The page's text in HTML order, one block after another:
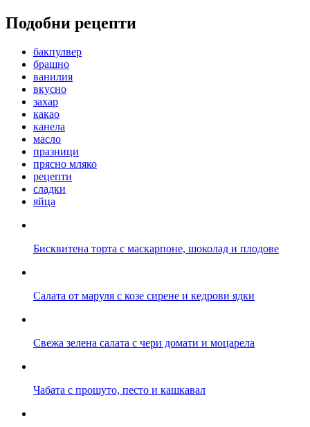
Подобни рецепти
бакпулвер
брашно
ванилия
вкусно
захар
какао
канела
масло
празници
прясно мляко
рецепти
сладки
яйца
Бисквитена торта с маскарпоне, шоколад и плодове
Салата от маруля с козе сирене и кедрови ядки
Свежа зелена салата с чери домати и моцарела
Чабата с прошуто, песто и кашкавал